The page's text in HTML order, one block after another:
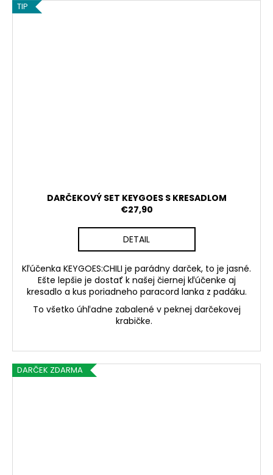
TIP
DARČEKOVÝ SET KEYGOES S KRESADLOM
€27,90
DETAIL
Kľúčenka KEYGOES:CHILI je parádny darček, to je jasné.
Ešte lepšie je dostať k našej čiernej kľúčenke aj
kresadlo a kus poriadneho paracord lanka z padáku.
To všetko úhľadne zabalené v peknej darčekovej
krabičke.
DARČEK ZDARMA